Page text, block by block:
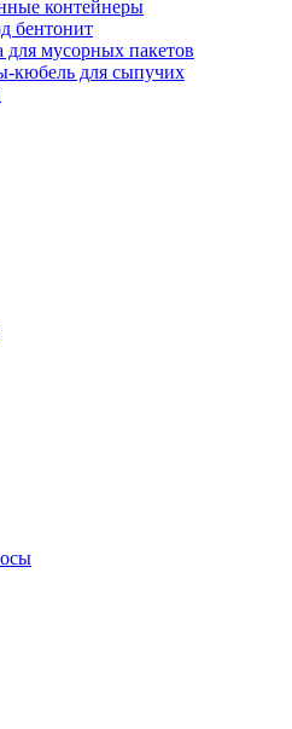
контейнеры
бентонит
для мусорных пакетов
кюбель для сыпучих